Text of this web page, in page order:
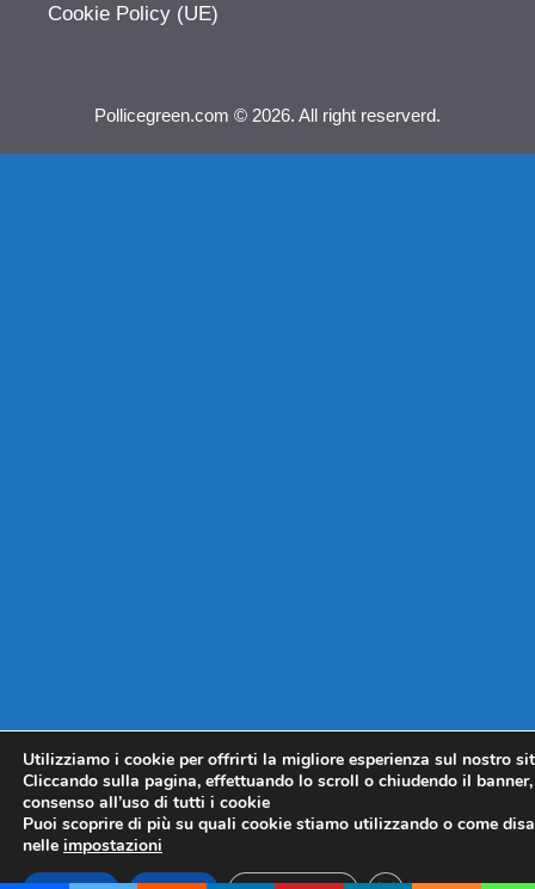
Cookie Policy (UE)
Pollicegreen.com © 2026. All right reserverd.
Utilizziamo i cookie per offrirti la migliore esperienza sul nostro
Cliccando sulla pagina, effettuando lo scroll o chiudendo il
consenso all’uso di tutti i cookie
Puoi scoprire di più su quali cookie stiamo utilizzando o come
nelle impostazioni